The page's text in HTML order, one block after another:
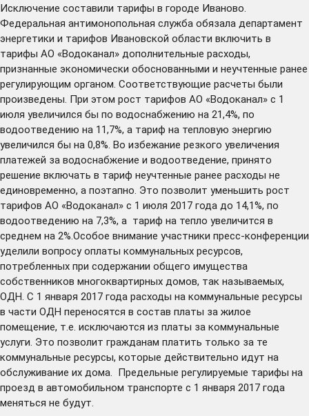
Исключение составили тарифы в городе Иваново.
Федеральная антимонопольная служба обязала департамент
энергетики и тарифов Ивановской области включить в
тарифы АО «Водоканал» дополнительные расходы,
признанные экономически обоснованными и неучтенные ранее
регулирующим органом. Соответствующие расчеты были
произведены. При этом рост тарифов АО «Водоканал» с 1
июля увеличился бы по водоснабжению на 21,4%, по
водоотведению на 11,7%, а тариф на тепловую энергию
увеличился бы на 0,8%. Во избежание резкого увеличения
платежей за водоснабжение и водоотведение, принято
решение включать в тариф неучтенные ранее расходы не
единовременно, а поэтапно. Это позволит уменьшить рост
тарифов АО «Водоканал» с 1 июля 2017 года до 14,1%, по
водоотведению на 7,3%, а тариф на тепло увеличится в
среднем на 2%.Особое внимание участники пресс-конференции
уделили вопросу оплаты коммунальных ресурсов,
потребленных при содержании общего имущества
собственников многоквартирных домов, так называемых,
ОДН. С 1 января 2017 года расходы на коммунальные ресурсы
в части ОДН переносятся в состав платы за жилое
помещение, т.е. исключаются из платы за коммунальные
услуги. Это позволит гражданам платить только за те
коммунальные ресурсы, которые действительно идут на
обслуживание их дома. Предельные регулируемые тарифы на
проезд в автомобильном транспорте с 1 января 2017 года
меняться не будут.